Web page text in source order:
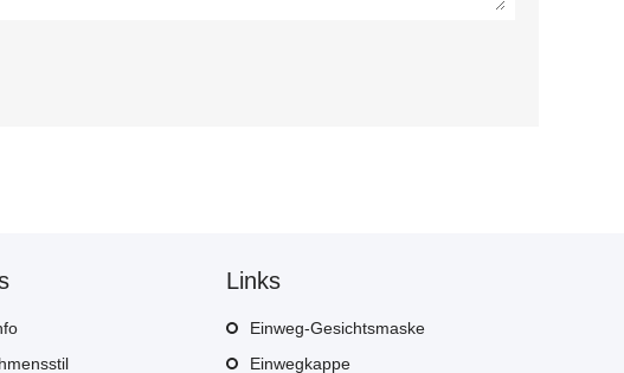
Links
Einweg-Gesichtsmaske
Einwegkappe